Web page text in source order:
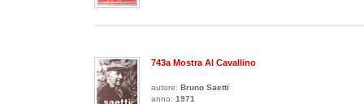
743a Mostra Al Cavallino
autore: Bruno Saetti
anno: 1971